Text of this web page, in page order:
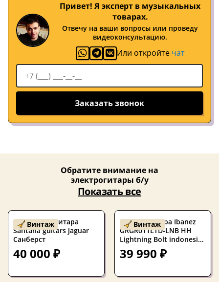
Привет! Я эксперт в музыкальных
товарах.
Отвечу на ваши вопросы или проведу
видеоконсультацию.
Или откройте чат
Заказать звонок
Обратите внимание на
электрогитары б/у
Показать все
Винтаж
Б/У Электрогитара
Santana guitars jaguar
Санберст
40 000 ₽
Винтаж
Электрогитара Ibanez
GRGR011LTD-LNB HH
Lightning Bolt indonesia
2011
39 990 ₽